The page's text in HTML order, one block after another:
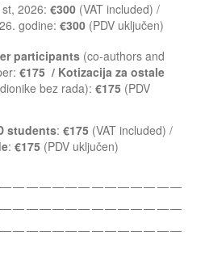
2026: €300(VAT included) /
godine: €300(PDV uključen)
participants (co-authors and
€175 / Kotizacija za ostale
bez rada): €175 (PDV
students: €175 (VAT included) /
: €175 (PDV uključen)